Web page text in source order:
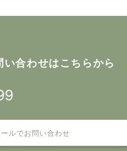
い合わせはこちらから
ールでお問い合わせ